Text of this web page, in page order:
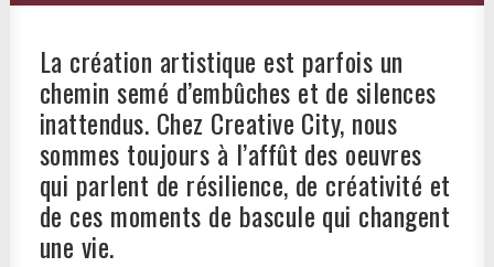
La création artistique est parfois un
chemin semé d’embûches et de silences
inattendus. Chez Creative City, nous
sommes toujours à l’affût des oeuvres
qui parlent de résilience, de créativité et
de ces moments de bascule qui changent
une vie.